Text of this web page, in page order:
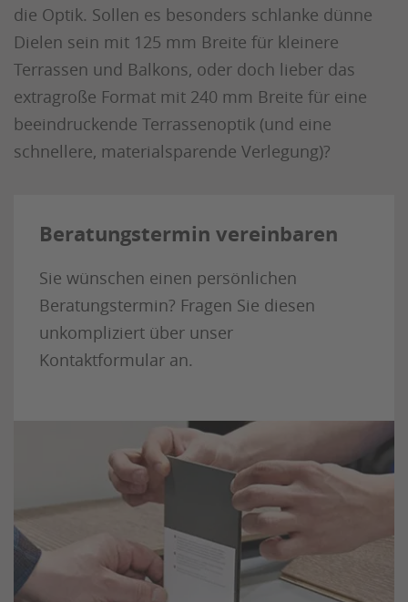
die Optik. Sollen es besonders schlanke dünne
Dielen sein mit 125 mm Breite für kleinere
Terrassen und Balkons, oder doch lieber das
extragroße Format mit 240 mm Breite für eine
beeindruckende Terrassenoptik (und eine
schnellere, materialsparende Verlegung)?
Beratungstermin vereinbaren
Sie wünschen einen persönlichen
Beratungstermin? Fragen Sie diesen
unkompliziert über unser
Kontaktformular an.